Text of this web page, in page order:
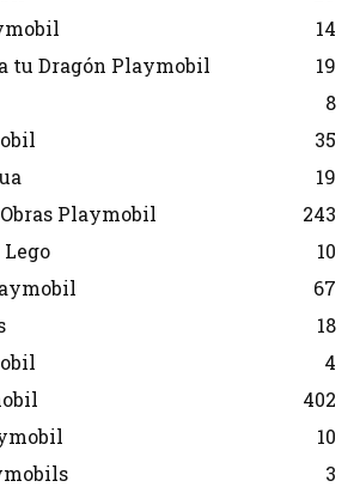
14
tu Dragón Playmobil
19
8
35
19
Playmobil
243
10
67
18
4
402
10
3